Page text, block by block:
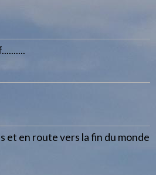
et en route vers la fin du monde